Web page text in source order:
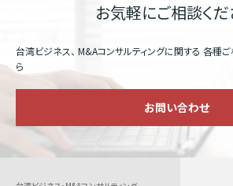
お気軽にご相談く
台湾ビジネス、 M&Aコンサルティングに関する 各種ご
ら
お問い合わせ